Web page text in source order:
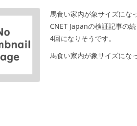
馬食い家内が象サイズに
CNET Japanの検証記事の
4回になりそうです。
馬食い家内が象サイズにな